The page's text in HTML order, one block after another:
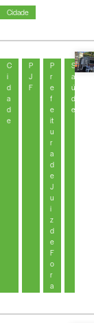
Cidade
C
i
d
a
d
e
P
J
F
P
r
e
f
e
it
u
r
a
d
e
J
u
i
z
d
e
F
o
r
a
S
a
ú
d
e